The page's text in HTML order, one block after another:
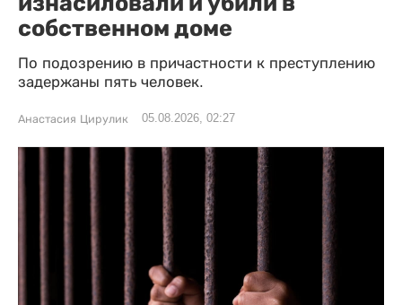
собственном доме
По подозрению в причастности к преступлению
задержаны пять человек.
Анастасия Цирулик 05.08.2026, 02:27